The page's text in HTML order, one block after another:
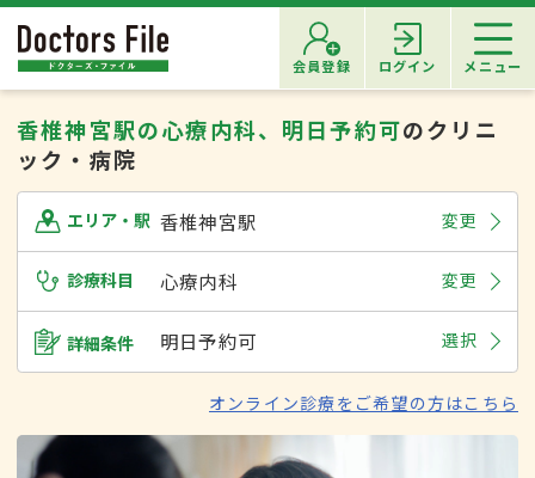
会員登録 ログイン メニュー
香椎神宮駅の心療内科、明日予約可のクリニ
ック・病院
エリア・駅 香椎神宮駅 変更
診療科目 心療内科 変更
詳細条件 明日予約可 選択
オンライン診療をご希望の方はこちら